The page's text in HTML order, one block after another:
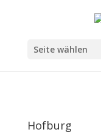
Seite wählen
Hofburg